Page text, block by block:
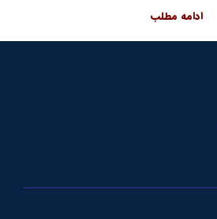
ادامه مطلب